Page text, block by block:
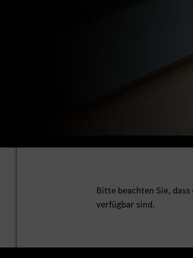
Bitte beachten Sie,
verfügbar sind.